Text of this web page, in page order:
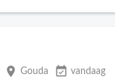
place Gouda event_available vandaag